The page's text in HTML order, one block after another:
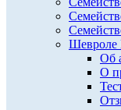
Шевроле
Об
О